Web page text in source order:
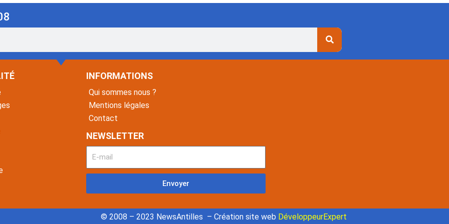
INFORMATIONS
Qui sommes nous ?
Mentions légales
Contact
NEWSLETTER
Envoyer
© 2008 – 2023 NewsAntilles – Création site web DéveloppeurExpert